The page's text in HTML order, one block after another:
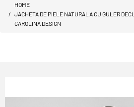
HOME
JACHETA DE PIELE NATURALA CU GULER
CAROLINA DESIGN